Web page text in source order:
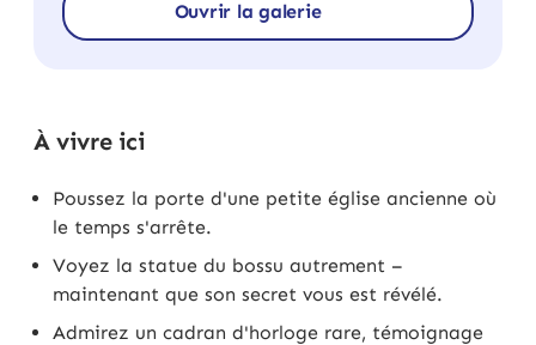
Ouvrir la galerie
À vivre ici
Poussez la porte d'une petite église ancienne où
le temps s'arrête.
Voyez la statue du bossu autrement –
maintenant que son secret vous est révélé.
Admirez un cadran d'horloge rare, témoignage